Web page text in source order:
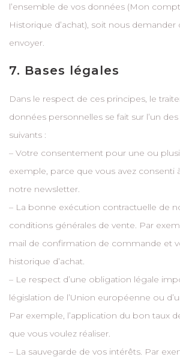
l’ensemble de vos données (Mon
Historique d’achat), soit nous demander
envoyer.
7. Bases légales
Dans le respect de ces principes, le
données personnelles se fait sur l’un
suivants :
– Votre consentement pour une ou
exemple, parce que vous avez consenti
notre newsletter.
– La bonne exécution contractuelle de
conditions générales de vente. Par
mail de confirmation de commande et
historique d’achat.
– Le respect d’une obligation légale
législation de l’Union européenne ou
Par exemple, l’application du bon taux
que vous voulez réaliser.
– La sauvegarde de vos intérêts. Par